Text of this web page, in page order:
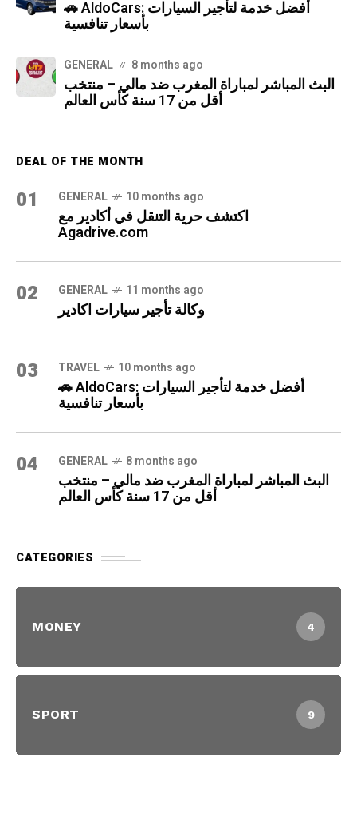
🚗 AldoCars: أفضل خدمة لتأجير السيارات
بأسعار تنافسية
GENERAL 8 months ago
البث المباشر لمباراة المغرب ضد مالي – منتخب
أقل من 17 سنة كأس العالم
DEAL OF THE MONTH
01 GENERAL 10 months ago
اكتشف حرية التنقل في أكادير مع
Agadrive.com
02 GENERAL 11 months ago
وكالة تأجير سيارات اكادير
03 TRAVEL 10 months ago
🚗 AldoCars: أفضل خدمة لتأجير السيارات
بأسعار تنافسية
04 GENERAL 8 months ago
البث المباشر لمباراة المغرب ضد مالي – منتخب
أقل من 17 سنة كأس العالم
CATEGORIES
MONEY 4
SPORT 9